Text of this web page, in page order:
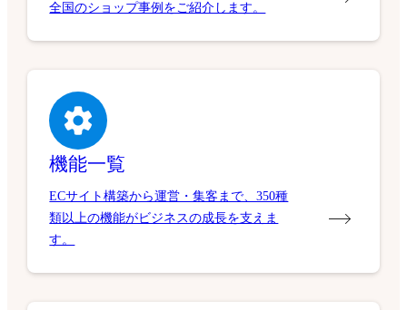
全国のショップ事例をご紹介します。
機能一覧
ECサイト構築から運営・集客まで、350種
類以上の機能がビジネスの成長を支えま
す。